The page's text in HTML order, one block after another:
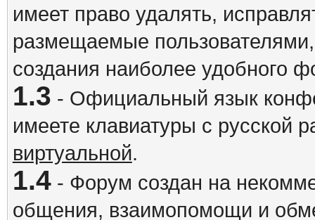
имеет право удалять,
размещаемые
создания наиболее удобного
1.3 - Официальный язык
имеете клавиатуры с русской
виртуальной.
1.4- Форум создан на
общения, взаимопомощи и